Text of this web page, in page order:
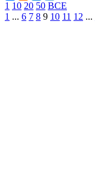
1 10 20 50 ВСЕ
1 ... 6 7 8 9 10 11 12 ...